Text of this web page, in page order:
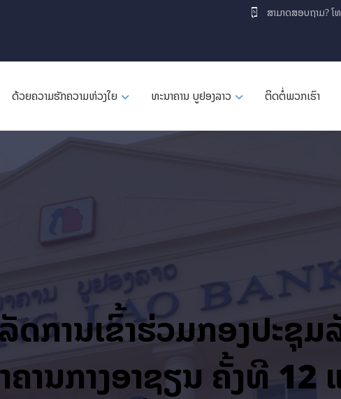
ສາມາດສອບຖາມ? ໂ
ດ້ວຍຄວາມຮັກຄວາມຫ່ວງໃຍ ທະນາຄານ ບູຢອງລາວ ຕິດຕໍ່ພວກເຮົາ
ດການເຂົ້າຮ່ວມກອງປະຊຸມ
ຄານກາງອາຊຽນ ຄັ້ງທີ 12